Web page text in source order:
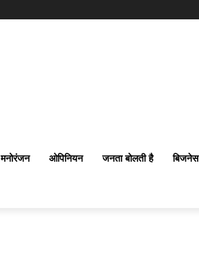
मनोरंजन ओपिनियन जनता बोलती है बिजनेस